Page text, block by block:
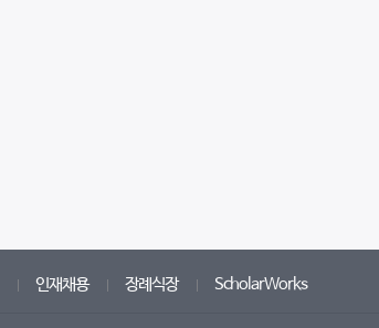
인재채용 장례식장 ScholarWorks